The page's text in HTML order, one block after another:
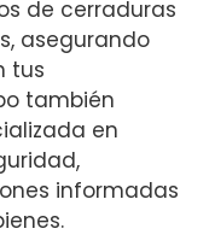
de cerraduras
asegurando
tus
también
en
informadas